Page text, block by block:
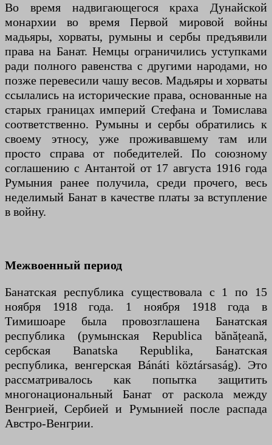
Во время надвигающегося краха Дунайской
монархии во время Первой мировой войны
мадьяры, хорваты, румыны и сербы предъявили
права на Банат. Немцы ограничились уступками
ради полного равенства с другими народами, но
позже перевесили чашу весов. Мадьяры и хорваты
ссылались на исторические права, основанные на
старых границах империй Стефана и Томислава
соответственно. Румыны и сербы обратились к
своему этносу, уже проживавшему там или
просто справа от победителей. По союзному
соглашению с Антантой от 17 августа 1916 года
Румыния ранее получила, среди прочего, весь
неделимый Банат в качестве платы за вступление
в войну.
Межвоенный период
Банатская республика существовала с 1 по 15
ноября 1918 года. 1 ноября 1918 года в
Тимишоаре была провозглашена Банатская
республика (румынская Republica bănățeană,
сербская Banatska Republika, Банатская
республика, венгерская Bánáti köztársaság). Это
рассматривалось как попытка защитить
многонациональный Банат от раскола между
Венгрией, Сербией и Румынией после распада
Австро-Венгрии.